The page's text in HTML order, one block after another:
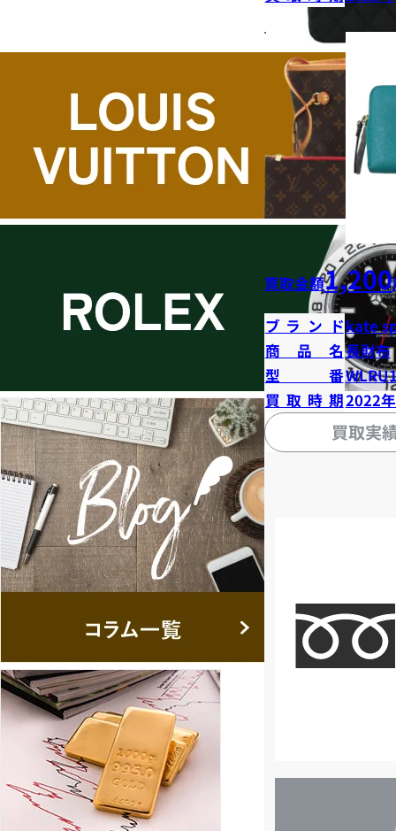
買取金額1,200
ブランドkate
商品名長財布
型番
買取時期2022
買取実